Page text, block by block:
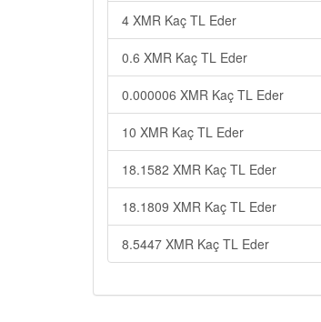
4 XMR Kaç TL Eder
0.6 XMR Kaç TL Eder
0.000006 XMR Kaç TL Eder
10 XMR Kaç TL Eder
18.1582 XMR Kaç TL Eder
18.1809 XMR Kaç TL Eder
8.5447 XMR Kaç TL Eder